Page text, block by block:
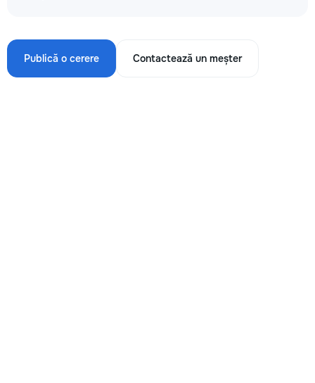
Publică o cerere Contactează un meșter